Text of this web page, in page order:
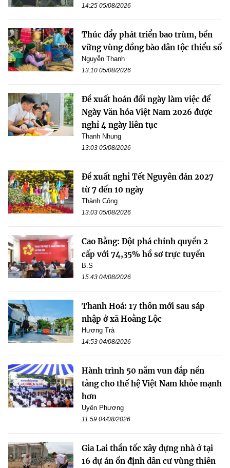
14:25 05/08/2026
Thúc đẩy phát triển bao trùm, bền
vững vùng đồng bào dân tộc thiểu số
Nguyễn Thanh
13:10 05/08/2026
Đề xuất hoán đổi ngày làm việc để
Ngày Văn hóa Việt Nam 2026 được
nghỉ 4 ngày liên tục
Thanh Nhung
13:03 05/08/2026
Đề xuất nghỉ Tết Nguyên đán 2027
từ 7 đến 10 ngày
Thành Công
13:03 05/08/2026
Cao Bằng: Đột phá chính quyền 2
cấp với 74,35% hồ sơ trực tuyến
B.S
15:43 04/08/2026
Thanh Hoá: 17 thôn mới sau sáp
nhập ở xã Hoằng Lộc
Hương Trà
14:53 04/08/2026
Hành trình 50 năm vun đắp nền
tảng cho thế hệ Việt Nam khỏe mạnh
hơn
Uyên Phương
11:59 04/08/2026
Gia Lai thần tốc xây dựng nhà ở tại
16 dự án ổn định dân cư vùng thiên